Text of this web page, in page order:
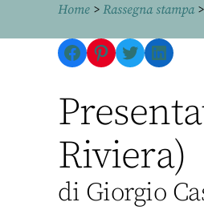
Home > Rassegna stampa
Facebook
Pinterest
Twitter
Riviera)
di Giorgio